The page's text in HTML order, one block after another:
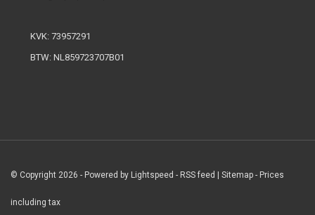
KVK: 73957291
BTW: NL859723707B01
© Copyright 2026 - Powered by Lightspeed - RSS feed Sitemap - Prices
including tax